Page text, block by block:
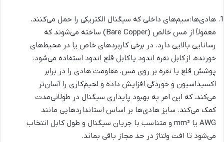
هادی‌ها: سیم‌های داخلی که سیگنال الکتریکی را حمل می‌کنند،
معمولاً از مس خالص (Bare Copper) ساخته می‌شوند که
رسانایی بالایی دارد. در برخی کاربردهای خاص یا در محیط‌های
خورنده، از کابل نقره اندود یا کابل قلع اندود استفاده می‌شود.
پوشش قلع یا نقره بر روی مس، مقاومت هادی را در برابر
اکسیداسیون و خوردگی افزایش داده و لحیم‌کاری را آسان‌تر
می‌کند، که این امر به بهبود پایداری سیگنال در طولانی‌مدت
کمک می‌کند. سایز هادی‌ها بر اساس استانداردهایی مانند
AWG یا mm² و متناسب با جریان سیگنال و طول کابل انتخاب
می‌شود تا افت ولتاژ در حد مجاز باقی بماند.